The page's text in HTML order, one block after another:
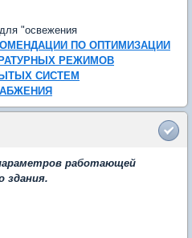
"освежения
ПО ОПТИМИЗАЦИИ
РЕЖИМОВ
СИСТЕМ
работающей
здания.